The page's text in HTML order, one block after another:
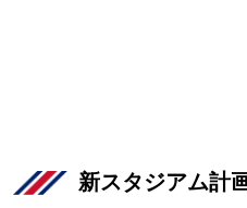
新スタジアム計